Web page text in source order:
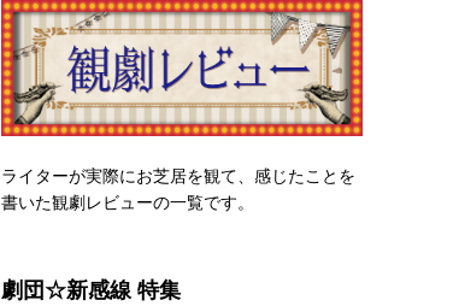
ライターが実際にお芝居を観て、感じたことを
書いた観劇レビューの一覧です。
劇団☆新感線 特集